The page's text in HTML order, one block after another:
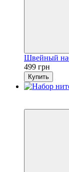
Швейный
499 грн
Купить